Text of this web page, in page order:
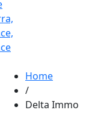
Home
/
Delta Immo